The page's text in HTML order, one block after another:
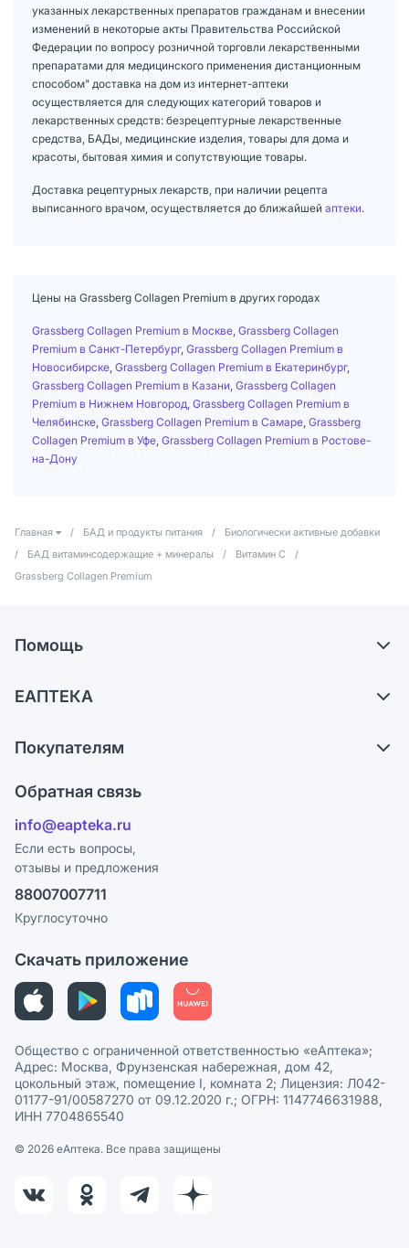
указанных лекарственных препаратов гражданам и внесении
изменений в некоторые акты Правительства Российской
Федерации по вопросу розничной торговли лекарственными
препаратами для медицинского применения дистанционным
способом" доставка на дом из интернет-аптеки
осуществляется для следующих категорий товаров и
лекарственных средств: безрецептурные лекарственные
средства, БАДы, медицинские изделия, товары для дома и
красоты, бытовая химия и сопутствующие товары.
Доставка рецептурных лекарств, при наличии рецепта
выписанного врачом, осуществляется до ближайшей аптеки.
Цены на Grassberg Collagen Premium в других городах
Grassberg Collagen Premium в Москве Grassberg Collagen
Premium в Санкт-Петербург, Grassberg Collagen Premium в
Новосибирске Grassberg Collagen Premium в Екатеринбург,
Grassberg Collagen Premium в Казани Grassberg Collagen
Premium в Нижнем Новгород Grassberg Collagen Premium в
Челябинске Grassberg Collagen Premium в Самаре Grassberg
Collagen Premium в Уфе Grassberg Collagen Premium в Ростове-
на-Дону
Главная / БАД и продукты питания /
Биологически активные добавки
/
БАД витаминсодержащие + минералы / Витамин С
/
Grassberg Collagen Premium
Помощь
Самовывоз из аптек
Ответы на вопросы
Блог
ЕАПТЕКА
Карьера
Поставщики
Лицензия
Реклама на сайте
Ваши товары на ЕАПТЕКЕ
Покупателям
Программа СберСпасибо
Политика конфиденциальности
Пользовательское соглашение
Политика рекомендаций
Этика и соответствие
Политика в отношении обработки персональных данных
Обратная связь
info@eapteka.ru
Если есть вопросы,
отзывы и предложения
88007007711
Круглосуточно
Скачать приложение
Общество с ограниченной ответственностью «еАптека»;
Адрес: Москва, Фрунзенская набережная, дом 42,
цокольный этаж, помещение I, комната 2; Лицензия: Л042-
01177-91/00587270 от 09.12.2020 г.; ОГРН: 1147746631988,
ИНН 7704865540
© 2026 eАптека. Все права защищены